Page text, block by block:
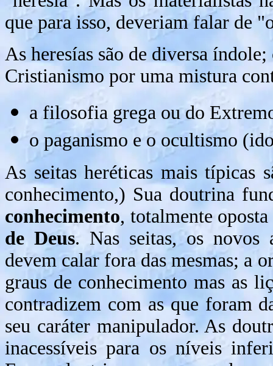
que para isso, deveriam falar de
As heresías são de diversa
Cristianismo por uma mistura
a filosofia grega ou do
o paganismo e o ocultismo
As seitas heréticas mais típicas
conhecimento,) Sua doutrina
conhecimento, totalmente
de Deus. Nas seitas, os novos
devem calar fora das mesmas; a
graus de conhecimento mas as
contradizem com as que foram
seu caráter manipulador. As
inacessíveis para os níveis